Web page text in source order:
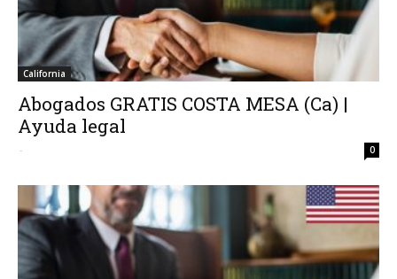
California
Abogados GRATIS COSTA MESA (Ca) |
Ayuda legal
- 0